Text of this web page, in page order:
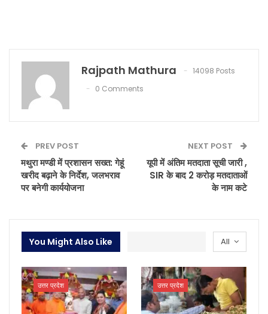
Rajpath Mathura
14098 Posts
0 Comments
PREV POST
मथुरा मण्डी में प्रशासन सख्त: गेहूं
खरीद बढ़ाने के निर्देश, जलभराव
पर बनेगी कार्ययोजना
NEXT POST
यूपी में अंतिम मतदाता सूची जारी ,
SIR के बाद 2 करोड़ मतदाताओं
के नाम कटे
All
You Might Also Like
उत्तर प्रदेश उत्तर प्रदेश